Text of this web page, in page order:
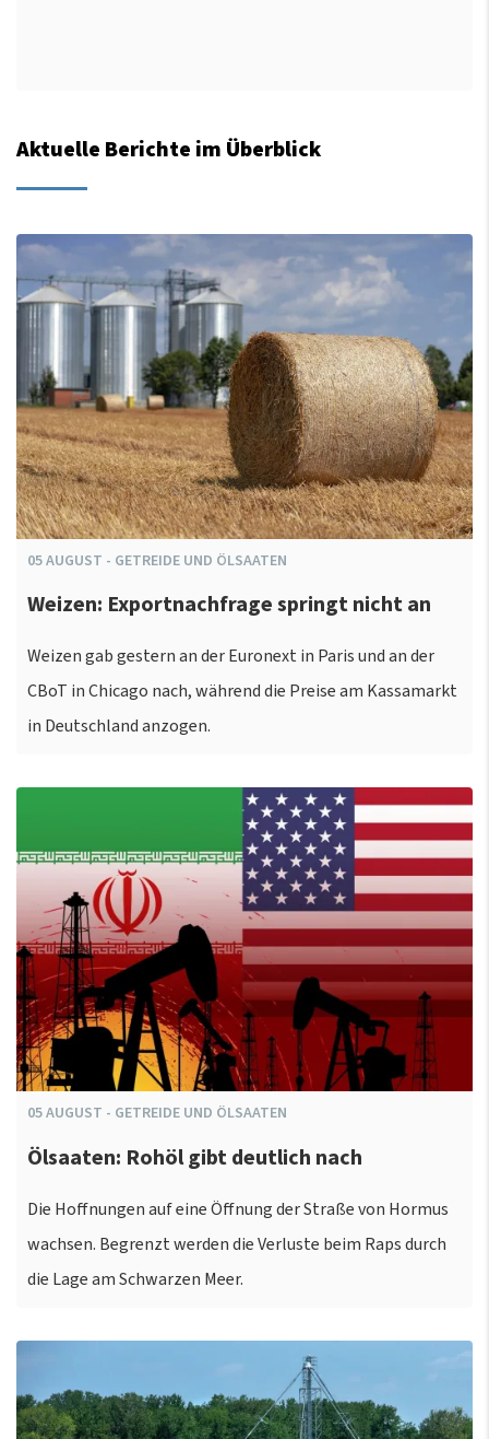
Aktuelle Berichte im Überblick
05AUGUST - GETREIDE UND ÖLSAATEN
Weizen: Exportnachfrage springt nicht an
Weizen gab gestern an der Euronext in Paris und an der
CBoT in Chicago nach, während die Preise am Kassamarkt
in Deutschland anzogen.
05AUGUST - GETREIDE UND ÖLSAATEN
Ölsaaten: Rohöl gibt deutlich nach
Die Hoffnungen auf eine Öffnung der Straße von Hormus
wachsen. Begrenzt werden die Verluste beim Raps durch
die Lage am Schwarzen Meer.